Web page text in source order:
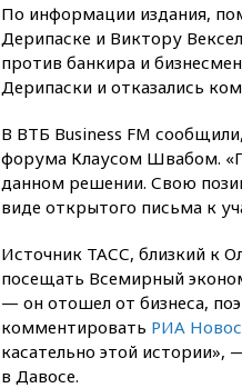
По информации издания,
Дерипаске и Виктору
против банкира и
Дерипаски и отказались
В ВТБ Business FM
форума Клаусом Швабом.
данном решении. Свою
виде открытого письма к
Источник ТАСС, близкий к
посещать Всемирный
— он отошел от бизнеса,
комментировать РИА
касательно этой
в Давосе.